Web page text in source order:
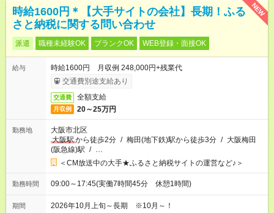
NEW
時給1600円＊【大手サイトの会社】長期！ふる
さと納税に関する問い合わせ
派遣 職種未経験OK ブランクOK WEB登録・面接OK
給与
時給1600円 月収例 248,000円+残業代
交通費別途支給あり
交通費 全額支給
月収例 20～25万円
勤務地
大阪市北区
大阪駅から徒歩2分 / 梅田(地下鉄)駅から徒歩3分 / 大阪梅田
(阪急線)駅 / …
＜CM放送中の大手★ふるさと納税サイトの運営など♪＞
勤務時間 09:00～17:45(実働7時間45分 休憩1時間)
期間 2026年10月上旬～長期 ※10月～！